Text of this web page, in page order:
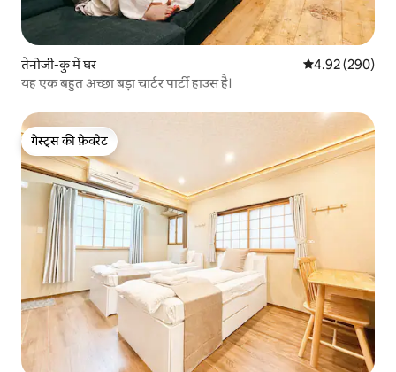
तेनोजी-कु में घर औसत रेटिंग 5 में से
4.92 (290)
यह एक बहुत अच्छा बड़ा चार्टर पार्टी हाउस है।
गेस्ट्स की फ़ेवरेट
गेस्ट्स की फ़ेवरेट